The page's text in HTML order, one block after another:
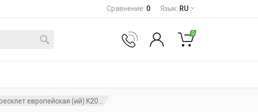
Сравнение: 0 Язык: RU
0
европейская (ий) K20...